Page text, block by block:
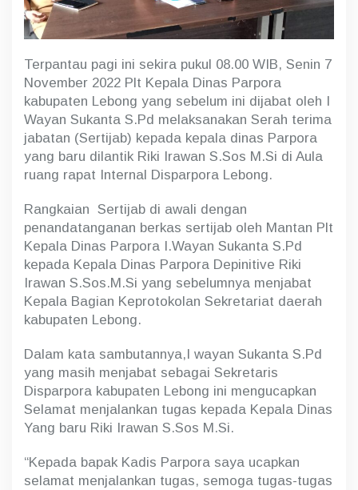
e
p
a
a
R
k
i
I
r
w
n
S
S
o
s
M
i
Terpantau pagi ini sekira pukul 08.00 WIB, Senin 7
November 2022 Plt Kepala Dinas Parpora
kabupaten Lebong yang sebelum ini dijabat oleh I
Wayan Sukanta S.Pd melaksanakan Serah terima
jabatan (Sertijab) kepada kepala dinas Parpora
yang baru dilantik Riki Irawan S.Sos M.Si di Aula
ruang rapat Internal Disparpora Lebong.
Rangkaian Sertijab di awali dengan
penandatanganan berkas sertijab oleh Mantan Plt
Kepala Dinas Parpora I.Wayan Sukanta S.Pd
kepada Kepala Dinas Parpora Depinitive Riki
Irawan S.Sos.M.Si yang sebelumnya menjabat
Kepala Bagian Keprotokolan Sekretariat daerah
kabupaten Lebong.
Dalam kata sambutannya,I wayan Sukanta S.Pd
yang masih menjabat sebagai Sekretaris
Disparpora kabupaten Lebong ini mengucapkan
Selamat menjalankan tugas kepada Kepala Dinas
Yang baru Riki Irawan S.Sos M.Si.
“Kepada bapak Kadis Parpora saya ucapkan
selamat menjalankan tugas, semoga tugas-tugas